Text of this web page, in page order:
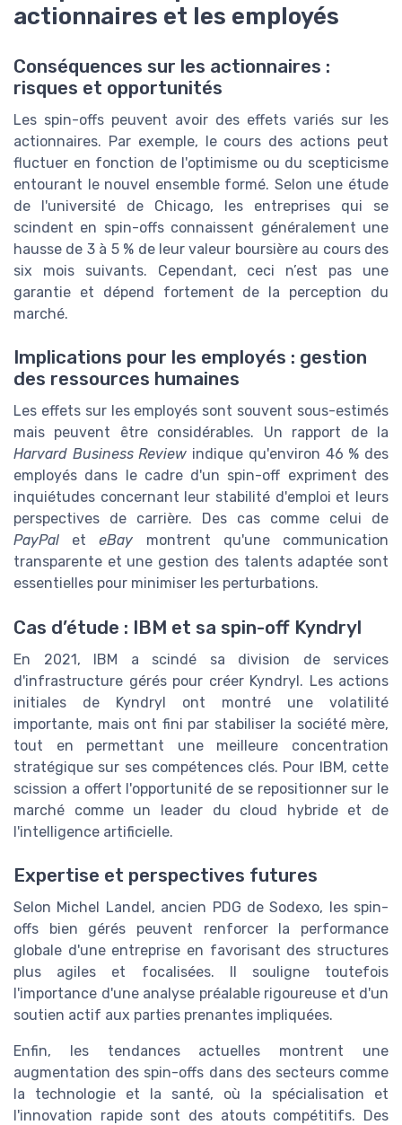
actionnaires et les employés
Conséquences sur les actionnaires :
risques et opportunités
Les spin-offs peuvent avoir des effets variés sur les
actionnaires. Par exemple, le cours des actions peut
fluctuer en fonction de l'optimisme ou du scepticisme
entourant le nouvel ensemble formé. Selon une étude
de l'université de Chicago, les entreprises qui se
scindent en spin-offs connaissent généralement une
hausse de 3 à 5 % de leur valeur boursière au cours des
six mois suivants. Cependant, ceci n’est pas une
garantie et dépend fortement de la perception du
marché.
Implications pour les employés : gestion
des ressources humaines
Les effets sur les employés sont souvent sous-estimés
mais peuvent être considérables. Un rapport de la
Harvard Business Review indique qu'environ 46 % des
employés dans le cadre d'un spin-off expriment des
inquiétudes concernant leur stabilité d'emploi et leurs
perspectives de carrière. Des cas comme celui de
PayPal eteBay montrent qu'une communication
transparente et une gestion des talents adaptée sont
essentielles pour minimiser les perturbations.
Cas d’étude : IBM et sa spin-off Kyndryl
En 2021, IBM a scindé sa division de services
d'infrastructure gérés pour créer Kyndryl. Les actions
initiales de Kyndryl ont montré une volatilité
importante, mais ont fini par stabiliser la société mère,
tout en permettant une meilleure concentration
stratégique sur ses compétences clés. Pour IBM, cette
scission a offert l'opportunité de se repositionner sur le
marché comme un leader du cloud hybride et de
l'intelligence artificielle.
Expertise et perspectives futures
Selon Michel Landel, ancien PDG de Sodexo, les spin-
offs bien gérés peuvent renforcer la performance
globale d'une entreprise en favorisant des structures
plus agiles et focalisées. Il souligne toutefois
l'importance d'une analyse préalable rigoureuse et d'un
soutien actif aux parties prenantes impliquées.
Enfin, les tendances actuelles montrent une
augmentation des spin-offs dans des secteurs comme
la technologie et la santé, où la spécialisation et
l'innovation rapide sont des atouts compétitifs. Des